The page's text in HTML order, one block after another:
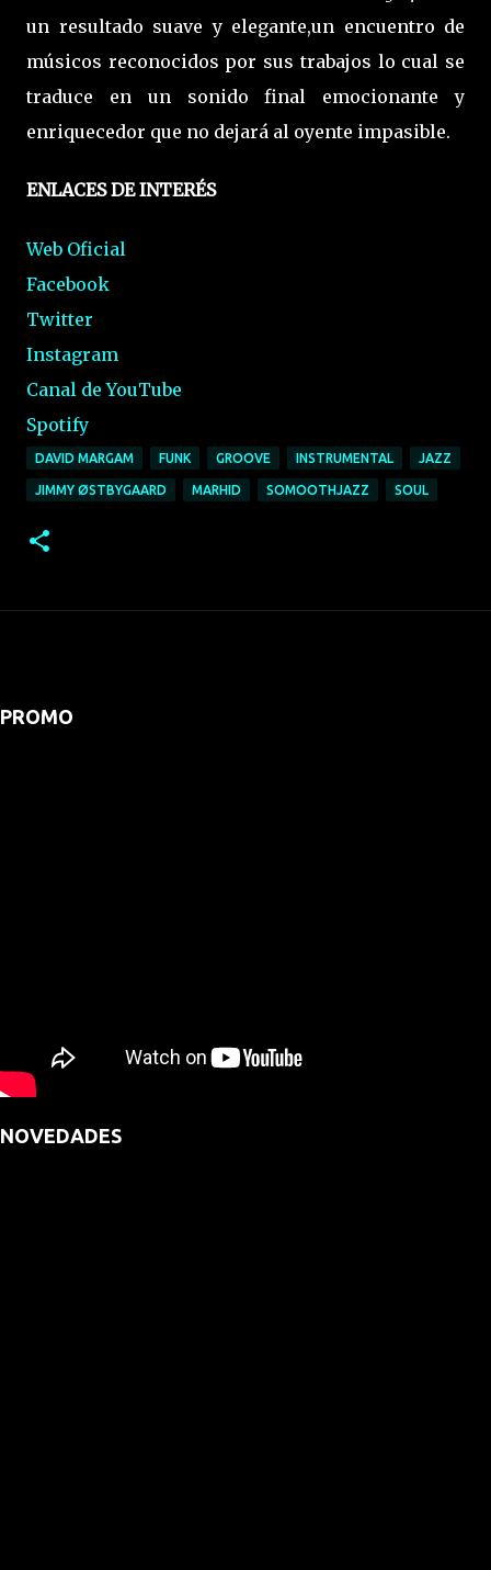
un resultado suave y elegante,un encuentro de
músicos reconocidos por sus trabajos lo cual se
traduce en un sonido final emocionante y
enriquecedor que no dejará al oyente impasible.
ENLACES DE INTERÉS
Web Oficial
Facebook
Twitter
Instagram
Canal de YouTube
Spotify
DAVID MARGAM FUNK GROOVE INSTRUMENTAL JAZZ
JIMMY ØSTBYGAARD MARHID SOMOOTHJAZZ SOUL
PROMO
NOVEDADES